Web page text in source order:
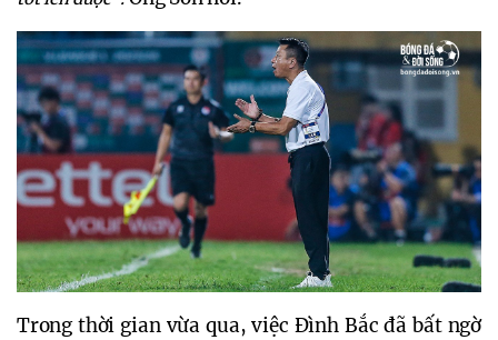
Trong thời gian vừa qua, việc Đình Bắc đã bất ngờ